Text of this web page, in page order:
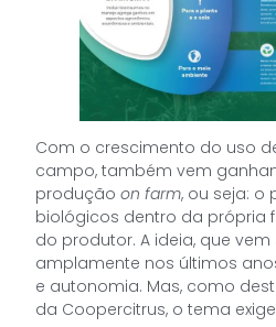
Com o crescimento do uso
campo, também vem
produção on farm, ou seja: o
biológicos dentro da própria
do produtor. A ideia, que
amplamente nos últimos
e autonomia. Mas, como
da Coopercitrus, o tema